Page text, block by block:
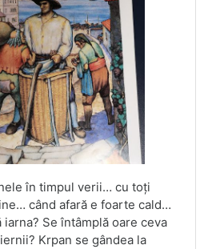
în timpul verii… cu toți
când afară e foarte cald…
Se întâmplă oare ceva
Krpan se gândea la